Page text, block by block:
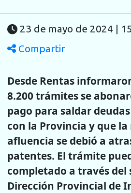
23 de mayo de 2024 |
Compartir
Desde Rentas
8.200 trámites se
pago para saldar
con la Provincia y que
afluencia se debió a
patentes. El trámite
completado a través del
Dirección Provincial de